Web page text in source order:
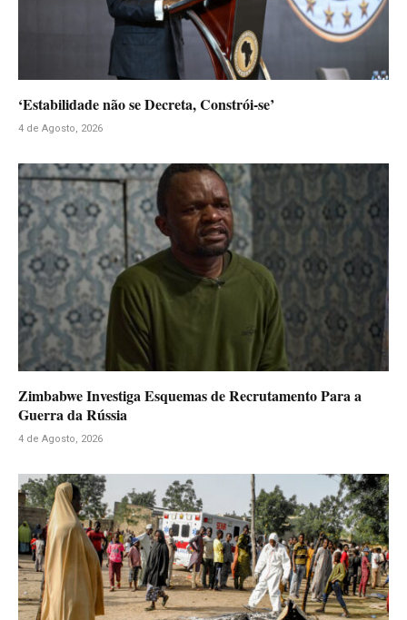
‘Estabilidade não se Decreta, Constrói-se’
4 de Agosto, 2026
Zimbabwe Investiga Esquemas de Recrutamento Para a
Guerra da Rússia
4 de Agosto, 2026